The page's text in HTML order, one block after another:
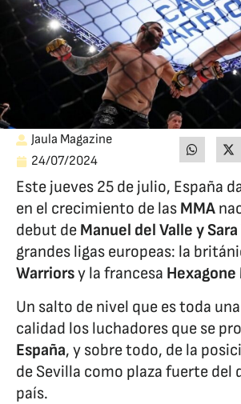
Jaula Magazine
24/07/2024
Este jueves 25 de julio, España
en el crecimiento de las MMA
debut de Manuel del Valle y
grandes ligas europeas: la
Warriorsy la francesa Hexagone
Un salto de nivel que es toda
calidad los luchadores que se
España, y sobre todo, de la
de Sevilla como plaza fuerte del
país.